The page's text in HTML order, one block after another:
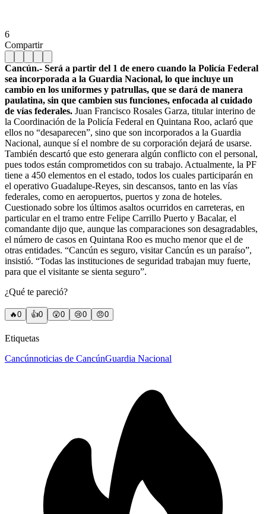
6
Compartir
Cancún.- Será a partir del 1 de enero cuando la Policía Federal
sea incorporada a la Guardia Nacional, lo que incluye un
cambio en los uniformes y patrullas, que se dará de manera
paulatina, sin que cambien sus funciones, enfocada al cuidado
de vías federales. Juan Francisco Rosales Garza, titular interino de
la Coordinación de la Policía Federal en Quintana Roo, aclaró que
ellos no “desaparecen”, sino que son incorporados a la Guardia
Nacional, aunque sí el nombre de su corporación dejará de usarse.
También descartó que esto generara algún conflicto con el personal,
pues todos están comprometidos con su trabajo. Actualmente, la PF
tiene a 450 elementos en el estado, todos los cuales participarán en
el operativo Guadalupe-Reyes, sin descansos, tanto en las vías
federales, como en aeropuertos, puertos y zona de hoteles.
Cuestionado sobre los últimos asaltos ocurridos en carreteras, en
particular en el tramo entre Felipe Carrillo Puerto y Bacalar, el
comandante dijo que, aunque las comparaciones son desagradables,
el número de casos en Quintana Roo es mucho menor que el de
otras entidades. “Cancún es seguro, visitar Cancún es un paraíso”,
insistió. “Todas las instituciones de seguridad trabajan muy fuerte,
para que el visitante se sienta seguro”.
¿Qué te pareció?
🔥0 👍0 😲0 😢0 😠0
Etiquetas
Cancúnnoticias de CancúnGuardia Nacional